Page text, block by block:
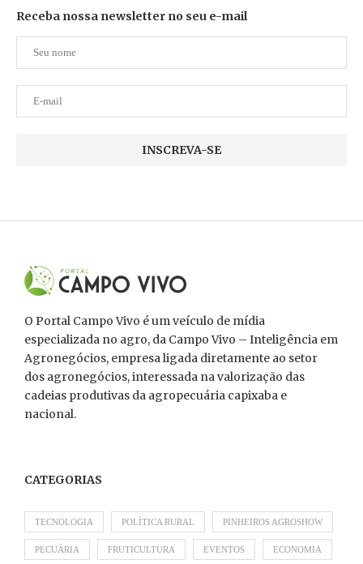
Receba nossa newsletter no seu e-mail
O Portal Campo Vivo é um veículo de mídia
especializada no agro, da Campo Vivo – Inteligência em
Agronegócios, empresa ligada diretamente ao setor
dos agronegócios, interessada na valorização das
cadeias produtivas da agropecuária capixaba e
nacional.
CATEGORIAS
TECNOLOGIA POLÍTICA RURAL PINHEIROS AGROSHOW
PECUÁRIA FRUTICULTURA EVENTOS ECONOMIA